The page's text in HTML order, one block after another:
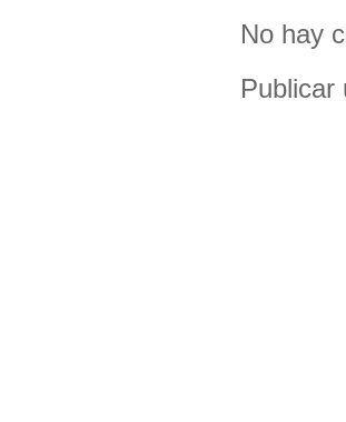
No hay
Publicar